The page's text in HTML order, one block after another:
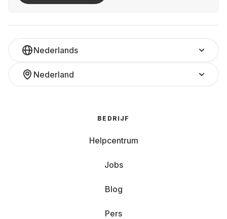
Nederlands
Nederland
BEDRIJF
Helpcentrum
Jobs
Blog
Pers